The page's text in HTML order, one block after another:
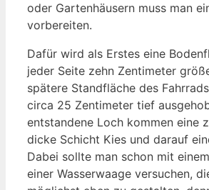
oder Gartenhäusern muss man
vorbereiten.
Dafür wird als Erstes eine
jeder Seite zehn Zentimeter
spätere Standfläche des
circa 25 Zentimeter tief
entstandene Loch kommen eine
dicke Schicht Kies und darauf
Dabei sollte man schon mit
einer Wasserwaage versuchen,